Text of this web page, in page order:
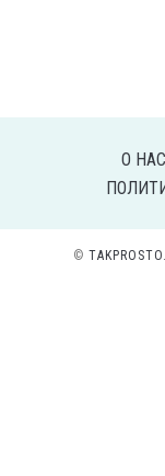
О НАС
©